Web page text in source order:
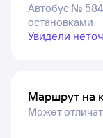
Автобус № 584
остановками
Увидели
Маршрут на
Может